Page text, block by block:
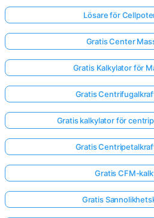
Lösare för
Gratis Center
Gratis Kalkylator för
Gratis
Gratis kalkylator för
Gratis
Gratis CFM-
Gratis